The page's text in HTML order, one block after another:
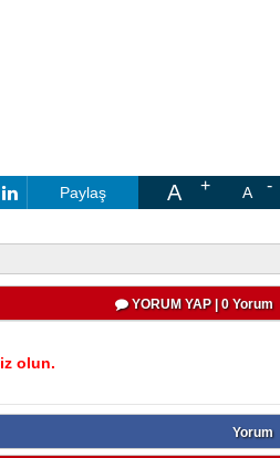
Paylaş A A
YORUM YAP | 0 Yorum
olun.
Yorum